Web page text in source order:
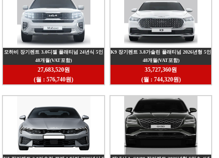
모하비 장기렌트 3.0디젤 플래티넘 24년식 5인
승 4년 4WD
48개월(VAT포함)
27,683,520원
(월 : 576,740원)
K9 장기렌트 3.8가솔린 플래티넘 2026년형 5인
승 4년 2WD
48개월(VAT포함)
35,727,360원
(월 : 744,320원)